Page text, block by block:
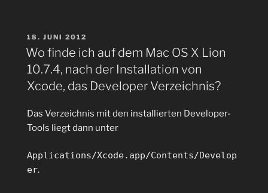
VERÖFFENTLICHT
AM
18. JUNI 2012
Wo finde ich auf dem Mac OS X Lion
10.7.4, nach der Installation von
Xcode, das Developer Verzeichnis?
Das Verzeichnis mit den installierten Developer-
Tools liegt dann unter
Applications/Xcode.app/Contents/Develop
er.